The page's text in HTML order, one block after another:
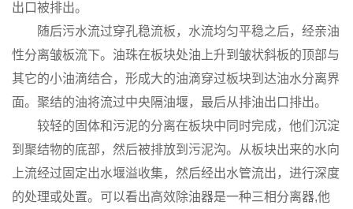
出口被排出。
随后污水流过穿孔稳流板，水流均匀平稳之后，经亲油
性分离皱板流下。油珠在板块处油上升到皱状斜板的顶部与
其它的小油滴结合，形成大的油滴穿过板块到达油水分离界
面。聚结的油将流过中央隔油堰，最后从排油出口排出。
较轻的固体和污泥的分离在板块中同时完成，他们沉淀
到聚结物的底部，然后被排放到污泥沟。从板块出来的水向
上流经过固定出水堰溢收集，然后经出水管流出，进行深度
的处理或处置。可以看出高效除油器是一种三相分离器,他